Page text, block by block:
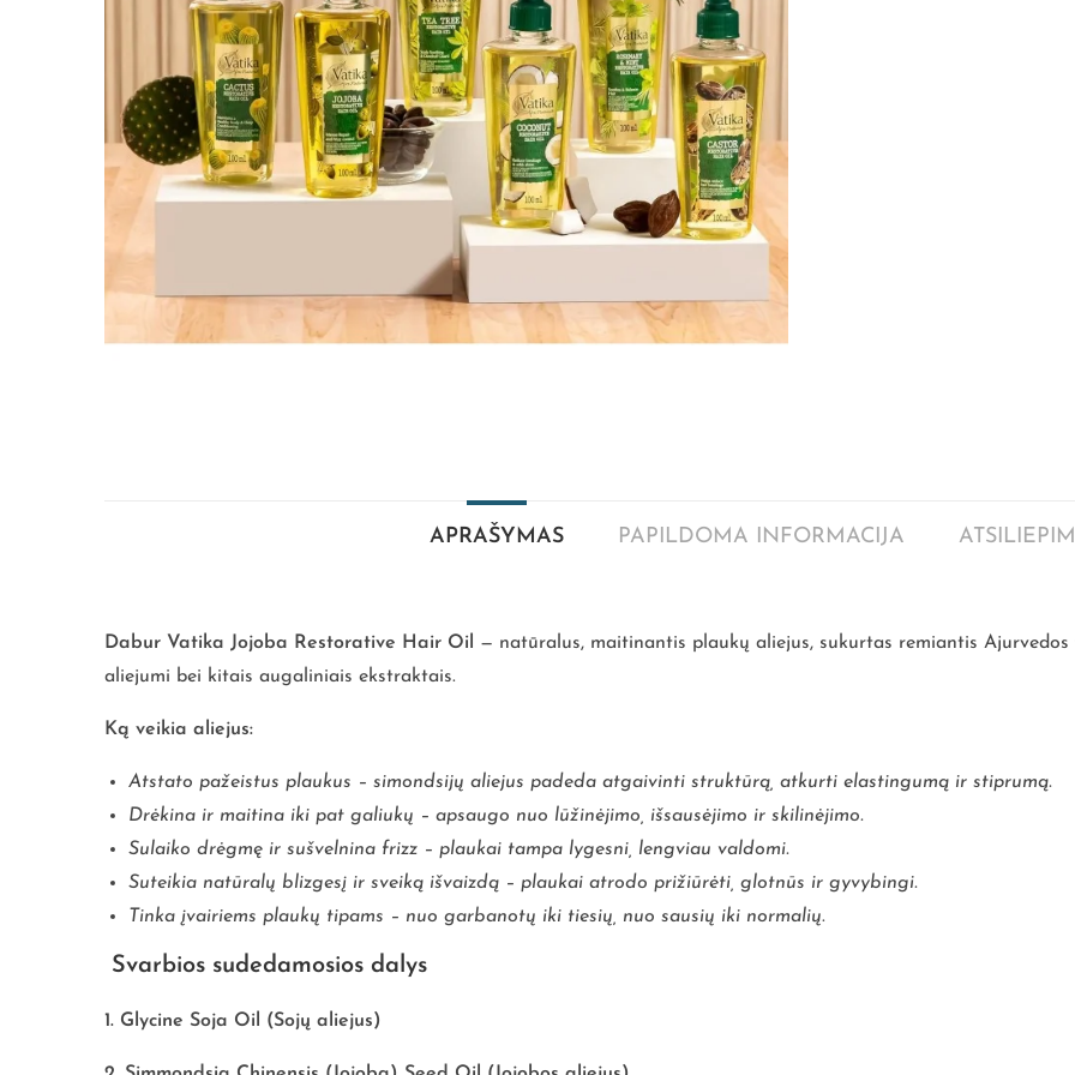
APRAŠYMAS PAPILDOMA INFORMACIJA
Dabur Vatika Jojoba Restorative Hair Oil
— natūralus, maitinantis plaukų aliejus, sukurtas remiantis
aliejumi bei kitais augaliniais ekstraktais.
Ką veikia aliejus:
Atstato pažeistus plaukus – simondsijų aliejus padeda atgaivinti struktūrą, atkurti elastingumą ir stiprumą.
Drėkina ir maitina iki pat galiukų – apsaugo nuo lūžinėjimo, išsausėjimo ir skilinėjimo.
Sulaiko drėgmę ir sušvelnina frizz – plaukai tampa lygesni, lengviau valdomi.
Suteikia natūralų blizgesį ir sveiką išvaizdą – plaukai atrodo prižiūrėti, glotnūs ir gyvybingi.
Tinka įvairiems plaukų tipams – nuo garbanotų iki tiesių, nuo sausių iki normalių.
Svarbios sudedamosios dalys
1. Glycine Soja Oil (Sojų aliejus)